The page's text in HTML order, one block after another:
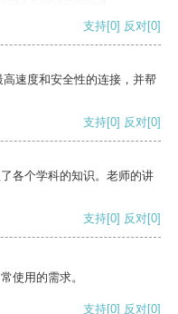
支持[0] 反对[0]
速度和安全性的连接，并帮
支持[0] 反对[0]
各个学科的知识。老师的讲
支持[0] 反对[0]
使用的需求。
支持[0] 反对[0]